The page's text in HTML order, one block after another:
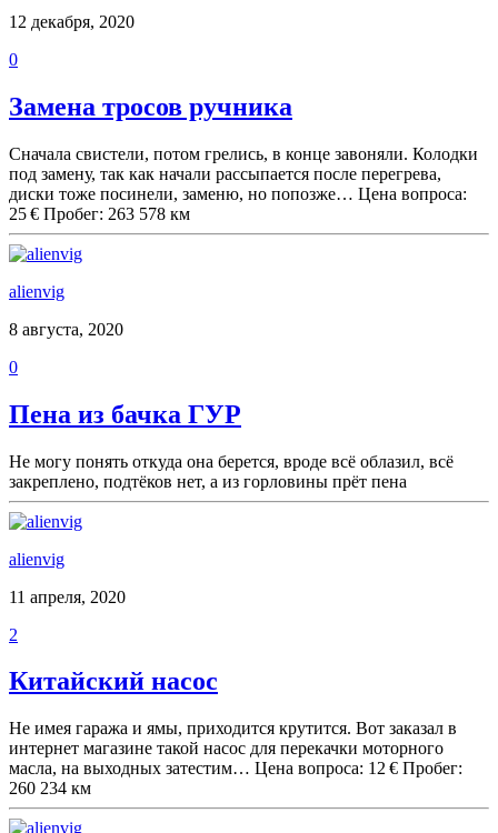
12 декабря, 2020
0
Замена тросов ручника
Сначала свистели, потом грелись, в конце завоняли. Колодки
под замену, так как начали рассыпается после перегрева,
диски тоже посинели, заменю, но попозже… Цена вопроса:
25 € Пробег: 263 578 км
alienvig
8 августа, 2020
0
Пена из бачка ГУР
Не могу понять откуда она берется, вроде всё облазил, всё
закреплено, подтёков нет, а из горловины прёт пена
alienvig
11 апреля, 2020
2
Китайский насос
Не имея гаража и ямы, приходится крутится. Вот заказал в
интернет магазине такой насос для перекачки моторного
масла, на выходных затестим… Цена вопроса: 12 € Пробег:
260 234 км